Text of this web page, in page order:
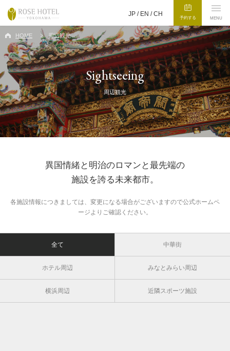
JP / EN /CH
予約する MENU
HOME 周辺観光
Sightseeing
周辺観光
異国情緒と明治のロマンと最先端の
施設を誇る未来都市。
各施設情報につきましては、変更になる場合がございますので公式ホームペ
ージよりご確認ください。
全て 中華街
ホテル周辺 みなとみらい周辺
横浜周辺 近隣スポーツ施設